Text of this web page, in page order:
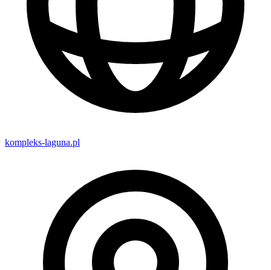
kompleks-laguna.pl